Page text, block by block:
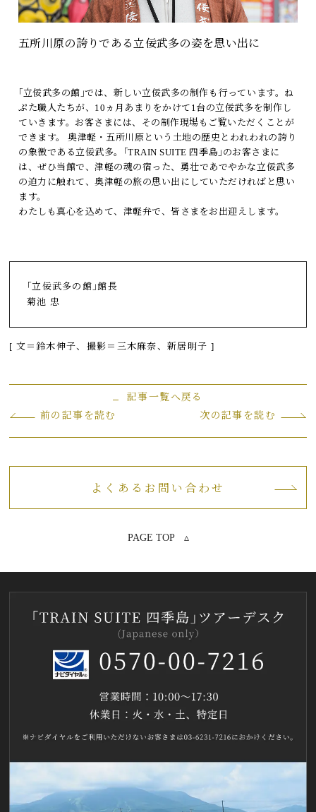
五所川原の誇りである立佞武多の姿を思い出に
｢立佞武多の館｣では、新しい立佞武多の制作も行っています。ね
ぷた職人たちが、10ヵ月あまりをかけて1台の立佞武多を制作し
ていきます。お客さまには、その制作現場もご覧いただくことが
できます。 奥津軽・五所川原という土地の歴史とわれわれの誇り
の象徴である立佞武多。｢TRAIN SUITE 四季島｣のお客さまに
は、ぜひ当館で、津軽の魂の宿った、勇壮であでやかな立佞武多
の迫力に触れて、奥津軽の旅の思い出にしていただければと思い
ます。
わたしも真心を込めて、津軽弁で、皆さまをお出迎えします。
｢立佞武多の館｣館長
菊池 忠
[ 文＝鈴木伸子、撮影＝三木麻奈、新居明子 ]
記事一覧へ戻る
前の記事を読む
次の記事を読む
よくあるお問い合わせ
PAGE TOP ▵